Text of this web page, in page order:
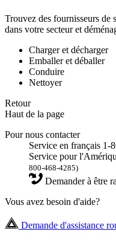
Trouvez des fournisseurs de
dans votre secteur et
Charger et décharger
Emballer et déballer
Conduire
Nettoyer
Retour
Haut de la page
Pour nous contacter
Service en français 1-
Service pour
800-468-4285)
Demander à être
Vous avez besoin d'aide?
Demande d'assistance